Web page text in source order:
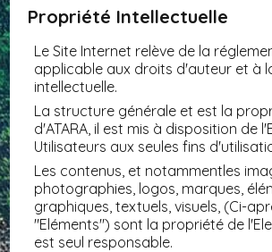
Propriété Intellectuelle
Le Site Internet relève de la
applicable aux droits d'auteur et à
intellectuelle.
La structure générale et est la
d'ATARA, il est mis à disposition de
Utilisateurs aux seules fins
Les contenus, et notammentles
photographies, logos, marques,
graphiques, textuels, visuels, (Ci-
"Eléments") sont la propriété de
est seul responsable.